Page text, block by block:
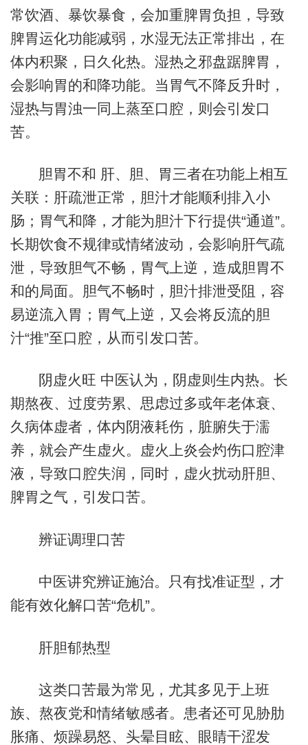
常饮酒、暴饮暴食，会加重脾胃负担，导致
脾胃运化功能减弱，水湿无法正常排出，在
体内积聚，日久化热。湿热之邪盘踞脾胃，
会影响胃的和降功能。当胃气不降反升时，
湿热与胃浊一同上蒸至口腔，则会引发口
苦。
胆胃不和 肝、胆、胃三者在功能上相互
关联：肝疏泄正常，胆汁才能顺利排入小
肠；胃气和降，才能为胆汁下行提供“通道”。
长期饮食不规律或情绪波动，会影响肝气疏
泄，导致胆气不畅，胃气上逆，造成胆胃不
和的局面。胆气不畅时，胆汁排泄受阻，容
易逆流入胃；胃气上逆，又会将反流的胆
汁“推”至口腔，从而引发口苦。
阴虚火旺 中医认为，阴虚则生内热。长
期熬夜、过度劳累、思虑过多或年老体衰、
久病体虚者，体内阴液耗伤，脏腑失于濡
养，就会产生虚火。虚火上炎会灼伤口腔津
液，导致口腔失润，同时，虚火扰动肝胆、
脾胃之气，引发口苦。
辨证调理口苦
中医讲究辨证施治。只有找准证型，才
能有效化解口苦“危机”。
肝胆郁热型
这类口苦最为常见，尤其多见于上班
族、熬夜党和情绪敏感者。患者还可见胁肋
胀痛、烦躁易怒、头晕目眩、眼睛干涩发